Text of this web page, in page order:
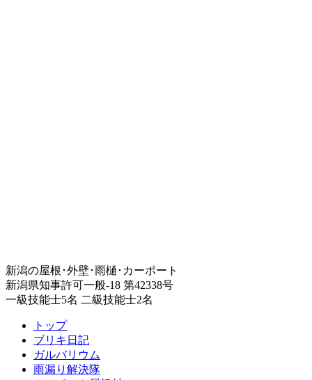
新潟の屋根･外壁･雨樋･カーポート
新潟県知事許可一般-18 第42338号
一級技能士5名 二級技能士2名
トップ
ブリキ日記
ガルバリウム
雨漏り解決隊